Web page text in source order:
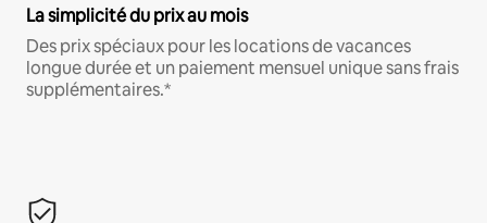
La simplicité du prix au mois
Des prix spéciaux pour les locations de vacances
longue durée et un paiement mensuel unique sans frais
supplémentaires.*